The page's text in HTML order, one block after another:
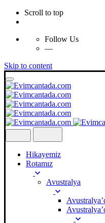
Scroll to top
Follow Us
—
Skip to content
Hikayemiz
Rotamız
Avustralya